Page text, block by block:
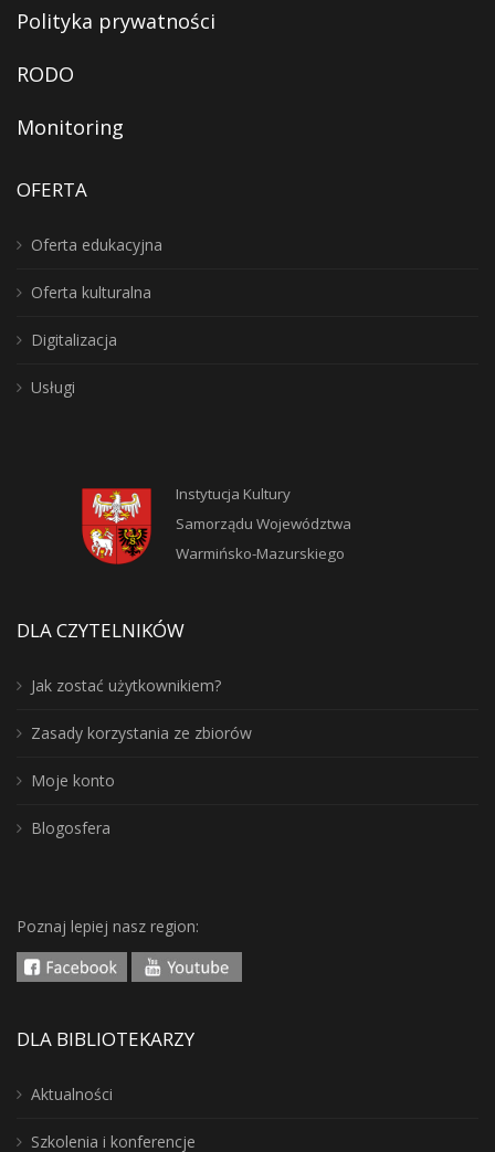
Polityka prywatności
RODO
Monitoring
OFERTA
Oferta edukacyjna
Oferta kulturalna
Digitalizacja
Usługi
Instytucja Kultury
Samorządu Województwa
Warmińsko-Mazurskiego
DLA CZYTELNIKÓW
Jak zostać użytkownikiem?
Zasady korzystania ze zbiorów
Moje konto
Blogosfera
Poznaj lepiej nasz region:
DLA BIBLIOTEKARZY
Aktualności
Szkolenia i konferencje